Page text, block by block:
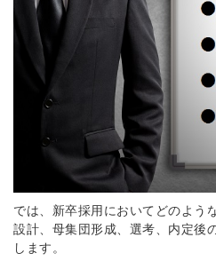
では、新卒採用においてどのよう
設計、母集団形成、選考、内定後
します。